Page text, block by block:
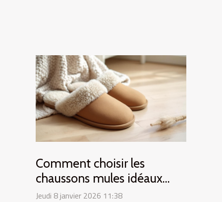
Comment choisir les
chaussons mules idéaux
pour votre confort
Jeudi 8 janvier 2026 11:38